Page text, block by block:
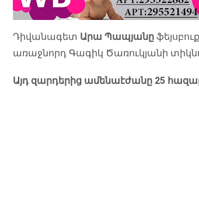
Դիվանագետ Արա Պապյանը
առաջնորդ Գագիկ Ծառուկյանի
Այդ զարդերից ամենաէժանը 25 հազար